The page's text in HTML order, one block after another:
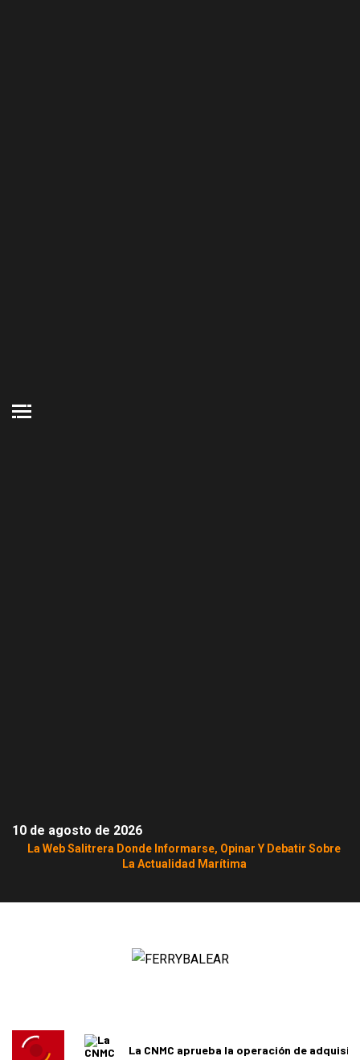
10 de agosto de 2026
La Web Salitrera Donde Informarse, Opinar Y Debatir Sobre
La Actualidad Marítima
La CNMC aprueba la operación de